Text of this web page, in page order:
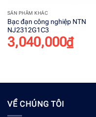
SẢN PHẨM KHÁC
Bạc đạn công nghiệp NTN
NJ2312G1C3
3,040,000₫
VỀ CHÚNG TÔI